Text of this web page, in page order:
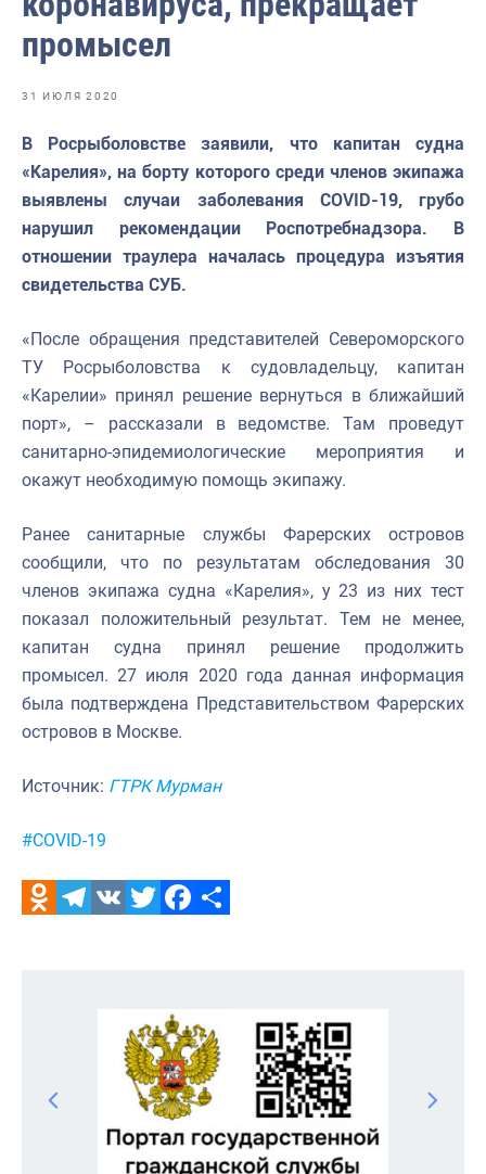
Отраслевые СМИ
Выставки и конференции
Научно-практическая литература
Рыбоохрана России
Отрасль в цифрах
Большая африканская экспедиция
События в России и мире
промысел
31 ИЮЛЯ 2020
В Росрыболовстве заявили, что капитан судна
«Карелия», на борту которого среди членов экипажа
выявлены случаи заболевания COVID-19, грубо
нарушил рекомендации Роспотребнадзора. В
отношении траулера началась процедура изъятия
свидетельства СУБ.
«После обращения представителей Североморского
ТУ Росрыболовства к судовладельцу, капитан
«Карелии» принял решение вернуться в ближайший
порт», – рассказали в ведомстве. Там проведут
санитарно-эпидемиологические мероприятия и
окажут необходимую помощь экипажу.
Ранее санитарные службы Фарерских островов
сообщили, что по результатам обследования 30
членов экипажа судна «Карелия», у 23 из них тест
показал положительный результат. Тем не менее,
капитан судна принял решение продолжить
промысел. 27 июля 2020 года данная информация
была подтверждена Представительством Фарерских
островов в Москве.
Источник: ГТРК Мурман
Метки:
#COVID-19